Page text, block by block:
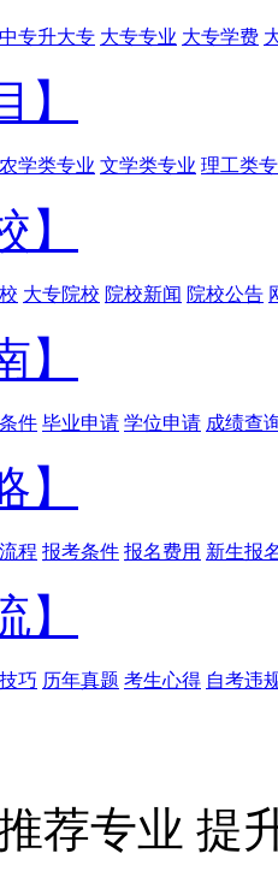
中专升大专 大专专业 大专学费
】
农学类专业 文学类专业 理工类
】
大专院校 院校新闻 院校公告
】
件 毕业申请 学位申请 成绩查
】
程 报考条件 报名费用 新生报
】
巧 历年真题 考生心得 自考违
荐专业 提